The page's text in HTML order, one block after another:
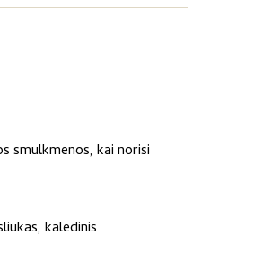
smulkmenos, kai norisi